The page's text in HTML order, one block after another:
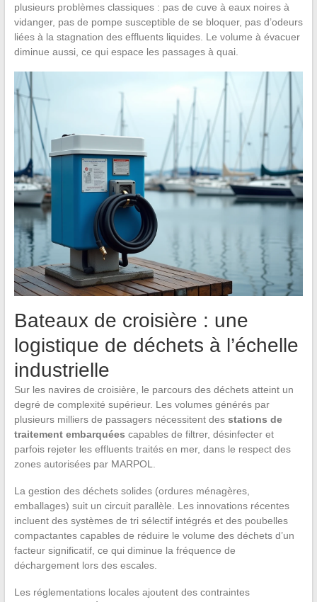
plusieurs problèmes classiques : pas de cuve à eaux noires à
vidanger, pas de pompe susceptible de se bloquer, pas d’odeurs
liées à la stagnation des effluents liquides. Le volume à évacuer
diminue aussi, ce qui espace les passages à quai.
Bateaux de croisière : une
logistique de déchets à l’échelle
industrielle
Sur les navires de croisière, le parcours des déchets atteint un
degré de complexité supérieur. Les volumes générés par
plusieurs milliers de passagers nécessitent des stations de
traitement embarquées capables de filtrer, désinfecter et
parfois rejeter les effluents traités en mer, dans le respect des
zones autorisées par MARPOL.
La gestion des déchets solides (ordures ménagères,
emballages) suit un circuit parallèle. Les innovations récentes
incluent des systèmes de tri sélectif intégrés et des poubelles
compactantes capables de réduire le volume des déchets d’un
facteur significatif, ce qui diminue la fréquence de
déchargement lors des escales.
Les réglementations locales ajoutent des contraintes